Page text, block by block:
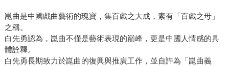
崑曲是中國戲曲藝術的瑰寶，集百戲之大成，素有「百戲之母」
之稱。
白先勇認為，崑曲不僅是藝術表現的巔峰，更是中國人情感的具
體詮釋。
白先勇長期致力於崑曲的復興與推廣工作，並自許為「崑曲義